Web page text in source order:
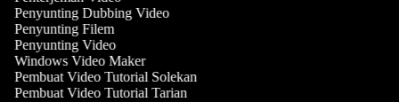
Penyunting Dubbing Video
Penyunting Filem
Penyunting Video
Windows Video Maker
Pembuat Video Tutorial Solekan
Pembuat Video Tutorial Tarian